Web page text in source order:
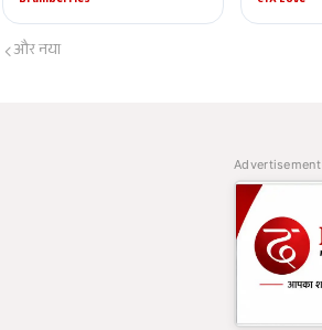
और नया
Advertisement